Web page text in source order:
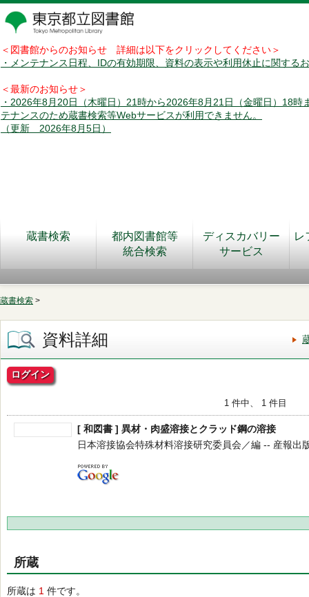
＜図書館からのお知らせ 詳細は以下をクリックしてください＞
・メンテナンス日程、IDの有効期限、資料の表示や利用休止に関する
＜最新のお知らせ＞
・2026年8月20日（木曜日）21時から2026年8月21日（金曜日）18時
テナンスのため蔵書検索等Webサービスが利用できません。
（更新 2026年8月5日）
蔵書検索
都内図書館等
統合検索
ディスカバリー
サービス
レ
蔵書検索 >
資料詳細
ログイン
1 件中、 1 件目
[ 和図書 ] 異材・肉盛溶接とクラッド鋼の溶接
日本溶接協会特殊材料溶接研究委員会／編 -- 産報出
所蔵
所蔵は 1 件です。